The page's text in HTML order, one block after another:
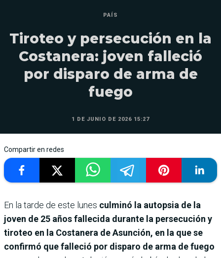
PAÍS
Tiroteo y persecución en la
Costanera: joven falleció
por disparo de arma de
fuego
1 DE JUNIO DE 2026 15:27
Compartir en redes
En la tarde de este lunes culminó la autopsia de la
joven de 25 años fallecida durante la persecución y
tiroteo en la Costanera de Asunción, en la que se
confirmó que falleció por disparo de arma de fuego